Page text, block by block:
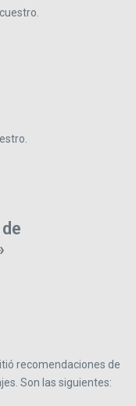
recomendaciones de
Son las siguientes: